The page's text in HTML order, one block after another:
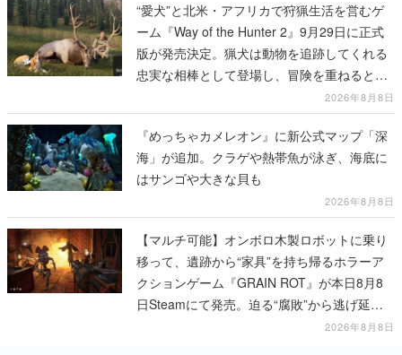
“愛犬”と北米・アフリカで狩猟生活を営むゲ
ーム『Way of the Hunter 2』9月29日に正式
版が発売決定。猟犬は動物を追跡してくれる
忠実な相棒として登場し、冒険を重ねると成
2026年8月8日
『めっちゃカメレオン』に新公式マップ「深
海」が追加。クラゲや熱帯魚が泳ぎ、海底に
はサンゴや大きな貝も
2026年8月8日
【マルチ可能】オンボロ木製ロボットに乗り
移って、遺跡から“家具”を持ち帰るホラーア
クションゲーム『GRAIN ROT』が本日8月8
日Steamにて発売。迫る“腐敗”から逃げ延
2026年8月8日